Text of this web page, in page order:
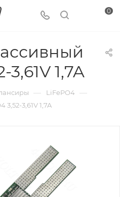
0
3,61V 1,7A
— LiFePO4 —
3,61V 1,7A